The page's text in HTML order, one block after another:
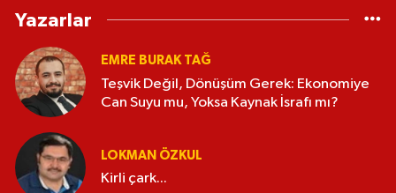
Yazarlar
EMRE BURAK TAĞ
Teşvik Değil, Dönüşüm Gerek: Ekonomiye
Can Suyu mu, Yoksa Kaynak İsrafı mı?
LOKMAN ÖZKUL
Kirli çark...